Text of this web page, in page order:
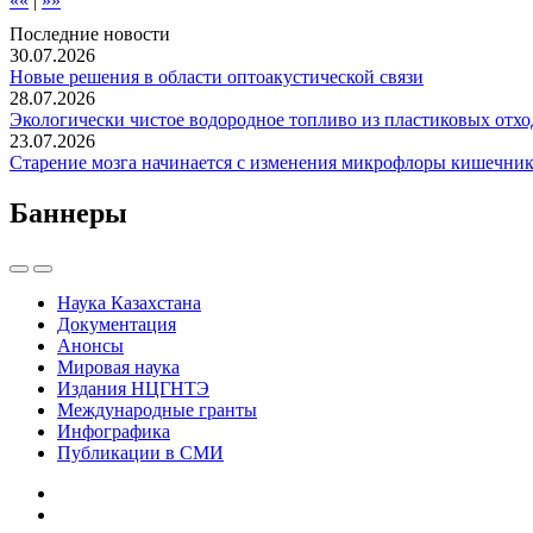
Последние новости
30.07.2026
Новые решения в области оптоакустической связи
28.07.2026
Экологически чистое водородное топливо из пластиковых
23.07.2026
Старение мозга начинается с изменения микрофлоры
Баннеры
Наука Казахстана
Документация
Анонсы
Мировая наука
Издания НЦГНТЭ
Международные гранты
Инфографика
Публикации в СМИ